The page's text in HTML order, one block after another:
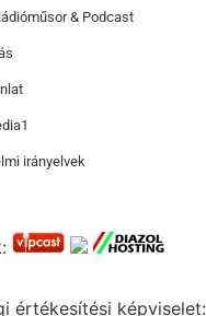
& Podcast
irányelvek
értékesítési képviselet: